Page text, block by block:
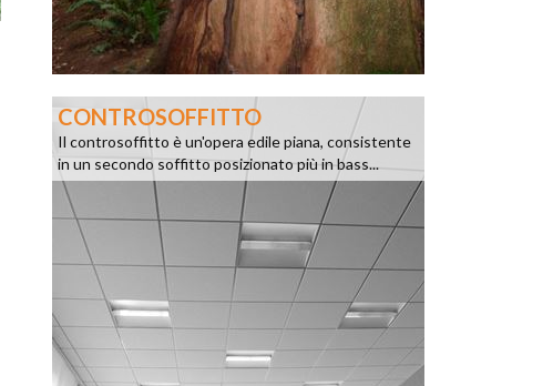
CONTROSOFFITTO
Il controsoffitto è un'opera edile piana, consistente
in un secondo soffitto posizionato più in bass...